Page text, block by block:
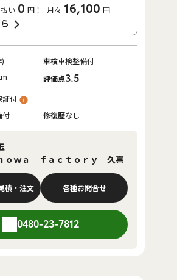
い 0 円！ 月々 16,100 円
車検車検整備付
評価点3.5
証付
付 修復歴なし
ｏｗａ ｆａｃｔｏｒｙ 久喜
積・注文 各種お問合せ
0480-23-7812